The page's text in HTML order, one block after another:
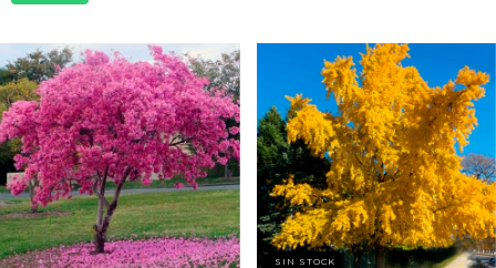
SIN STOCK